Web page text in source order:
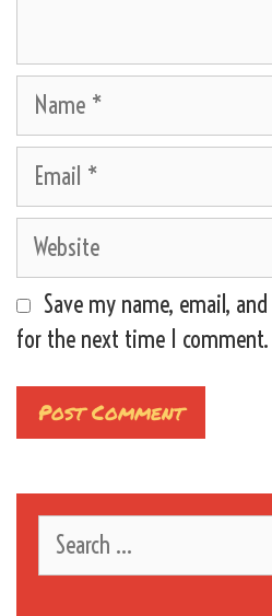
Name
Email
Website
Save my name, email,
for the next time I comment.
for: